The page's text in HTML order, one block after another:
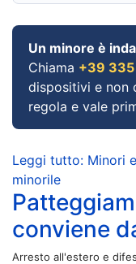
Un minore è
Chiama +39
dispositivi e non
regola e vale
Leggi tutto: Minori
minorile
conviene
Arresto all'estero e